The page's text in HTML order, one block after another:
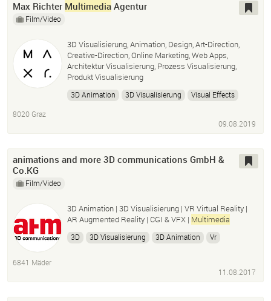
Max Richter Multimedia Agentur
Film/Video
3D Visualisierung, Animation, Design, Art-Direction,
Creative-Direction, Online Marketing, Web Apps,
Architektur Visualisierung, Prozess Visualisierung,
Produkt Visualisierung
3D Animation 3D Visualisierung
Visual Effects
8020 Graz
09.08.2019
animations and more 3D communications GmbH &
Co.KG
Film/Video
3D Animation | 3D Visualisierung | VR Virtual Reality |
AR Augmented Reality | CGI & VFX | Multimedia
3D 3D Visualisierung 3D Animation
Vr
6841 Mäder
11.08.2017